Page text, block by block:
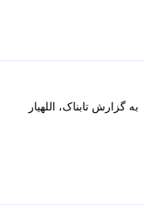
تابناک، اللهیار